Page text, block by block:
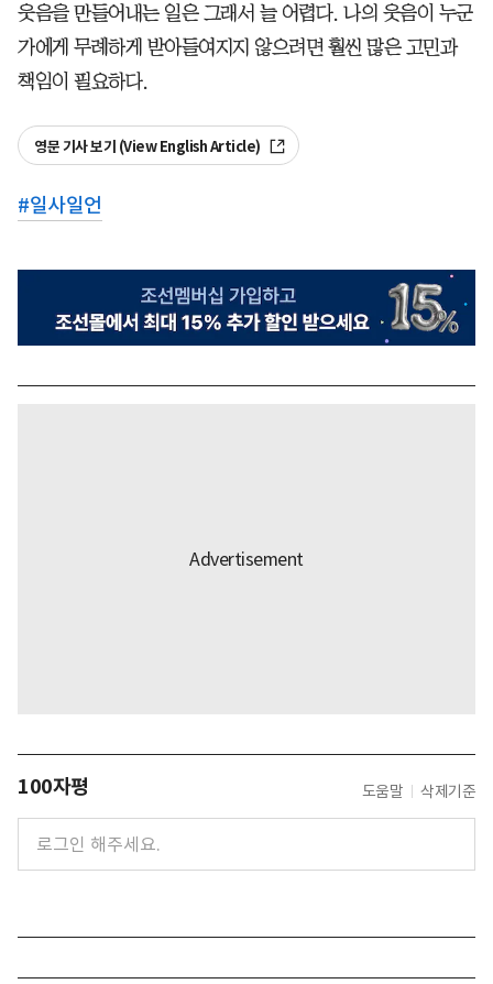
웃음을 만들어내는 일은 그래서 늘 어렵다. 나의 웃음이 누군
가에게 무례하게 받아들여지지 않으려면 훨씬 많은 고민과
책임이 필요하다.
영문 기사 보기 (View English Article)
#일사일언
100자평 도움말 삭제기준